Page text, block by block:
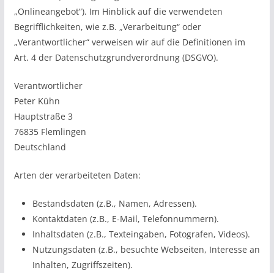
„Onlineangebot“). Im Hinblick auf die verwendeten
Begrifflichkeiten, wie z.B. „Verarbeitung“ oder
„Verantwortlicher“ verweisen wir auf die Definitionen im
Art. 4 der Datenschutzgrundverordnung (DSGVO).
Verantwortlicher
Peter Kühn
Hauptstraße 3
76835 Flemlingen
Deutschland
Arten der verarbeiteten Daten:
Bestandsdaten (z.B., Namen, Adressen).
Kontaktdaten (z.B., E-Mail, Telefonnummern).
Inhaltsdaten (z.B., Texteingaben, Fotografen, Videos).
Nutzungsdaten (z.B., besuchte Webseiten, Interesse an
Inhalten, Zugriffszeiten).